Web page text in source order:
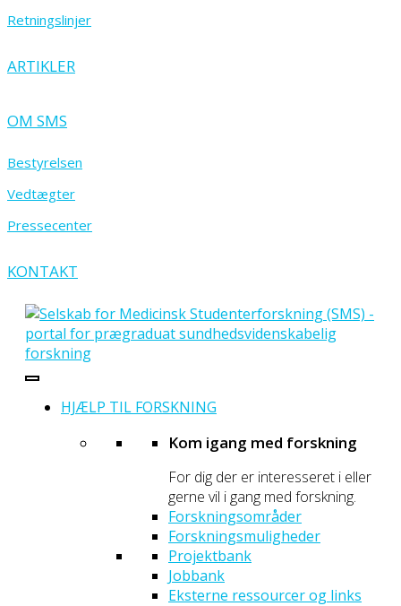
Retningslinjer
ARTIKLER
OM SMS
Bestyrelsen
Vedtægter
Pressecenter
KONTAKT
HJÆLP TIL FORSKNING
Kom igang med forskning
For dig der er interesseret i eller
gerne vil i gang med forskning.
Forskningsområder
Forskningsmuligheder
Projektbank
Jobbank
Eksterne ressourcer og links